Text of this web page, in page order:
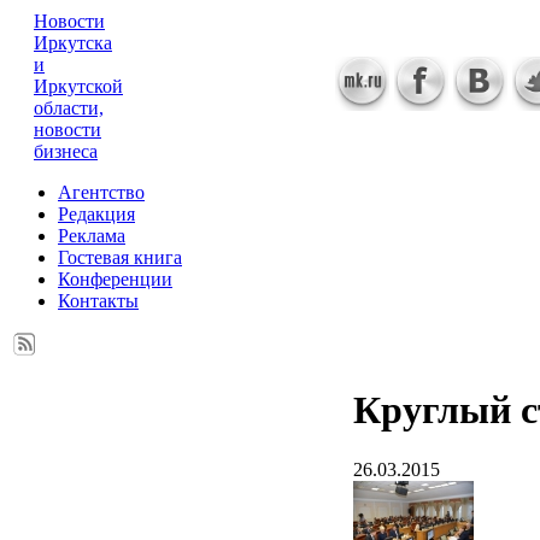
Новости
Иркутска
и
Иркутской
области,
новости
бизнеса
Агентство
Редакция
Реклама
Гостевая книга
Конференции
Контакты
Круглый
26.03.2015